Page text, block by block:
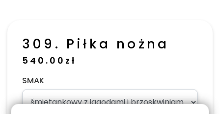
309. Piłka nożna
540.00 zł
SMAK